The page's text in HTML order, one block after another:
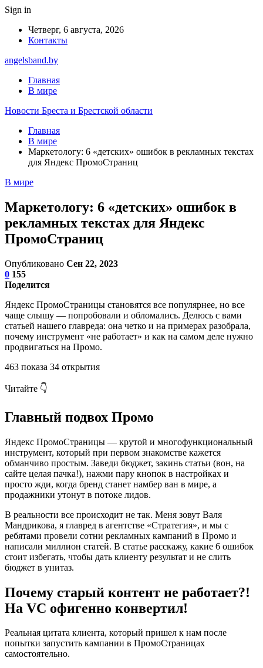
Sign in
Четверг, 6 августа, 2026
Контакты
angelsband.by
Главная
В мире
Новости Бреста и Брестской области
Главная
В мире
Маркетологу: 6 «детских» ошибок в рекламных текстах
для Яндекс ПромоСтраниц
В мире
Маркетологу: 6 «детских» ошибок в
рекламных текстах для Яндекс
ПромоСтраниц
Опубликовано Сен 22, 2023
0 155
Поделится
Яндекс ПромоСтраницы становятся все популярнее, но все
чаще слышу — попробовали и обломались. Делюсь с вами
статьей нашего главреда: она четко и на примерах разобрала,
почему инструмент «не работает» и как на самом деле нужно
продвигаться на Промо.
463 показа 34 открытия
Читайте 👇
Главный подвох Промо
Яндекс ПромоСтраницы — крутой и многофункциональный
инструмент, который при первом знакомстве кажется
обманчиво простым. Заведи бюджет, закинь статьи (вон, на
сайте целая пачка!), нажми пару кнопок в настройках и
просто жди, когда бренд станет намбер ван в мире, а
продажники утонут в потоке лидов.
В реальности все происходит не так. Меня зовут Валя
Мандрикова, я главред в агентстве «Стратегия», и мы с
ребятами провели сотни рекламных кампаний в Промо и
написали миллион статей. В статье расскажу, какие 6 ошибок
стоит избегать, чтобы дать клиенту результат и не слить
бюджет в унитаз.
Почему старый контент не работает?!
На VC офигенно конвертил!
Реальная цитата клиента, который пришел к нам после
попытки запустить кампании в ПромоCтраницах
самостоятельно.